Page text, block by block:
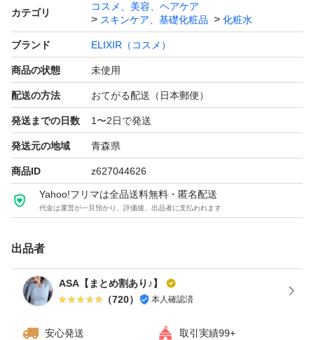
カテゴリ
コスメ、美容、ヘアケア
スキンケア、基礎化粧品
化粧水
ブランド ELIXIR（コスメ）
商品の状態 未使用
配送の方法 おてがる配送（日本郵便）
発送までの日数 1〜2日で発送
発送元の地域 青森県
商品ID z627044626
Yahoo!フリマは全品送料無料・匿名配送
代金は運営が一旦預かり、評価後、出品者に支払われます
出品者
ASA【まとめ割あり♪】
（720） 本人確認済
安心発送 取引実績99+